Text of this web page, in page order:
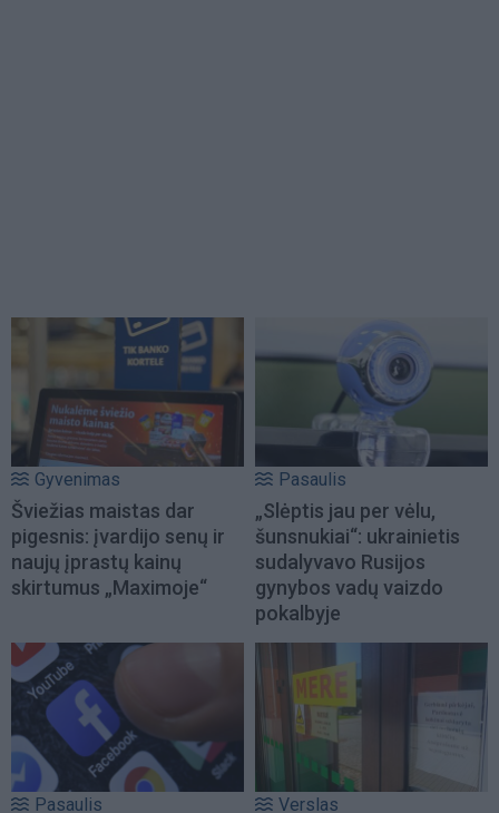
Gyvenimas
Šviežias maistas dar
pigesnis: įvardijo senų ir
naujų įprastų kainų
skirtumus „Maximoje“
Pasaulis
„Slėptis jau per vėlu,
šunsnukiai“: ukrainietis
sudalyvavo Rusijos
gynybos vadų vaizdo
pokalbyje
Pasaulis Verslas